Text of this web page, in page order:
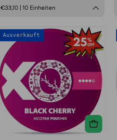
€33,10 | 10 Einheiten
XO
Black
Cherry
Ausverkauft